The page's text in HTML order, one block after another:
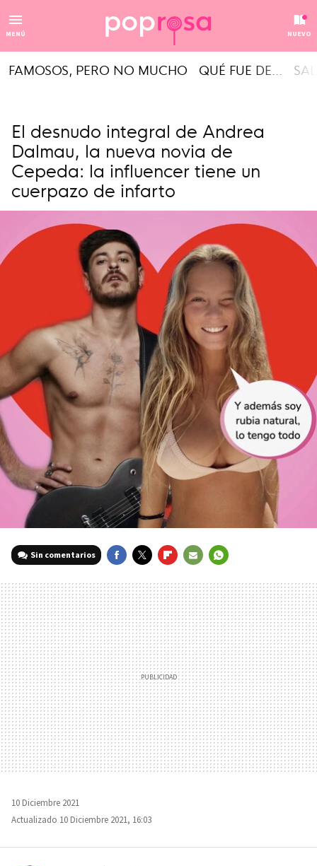
MENÚ NUEVO
FAMOSOS, PERO NO MUCHO QUÉ FUE DE...
El desnudo integral de Andrea
Dalmau, la nueva novia de
Cepeda: la influencer tiene un
cuerpazo de infarto
Sin comentarios
MAIL
10 Diciembre 2021
Actualizado 10 Diciembre 2021, 16:03